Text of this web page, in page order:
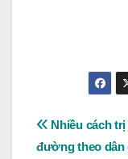
Post
Nhiều cách
đường theo dân